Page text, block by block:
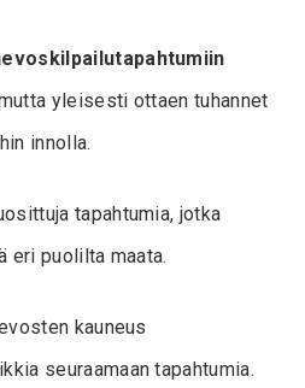
yleisesti ottaen tuhannet
innolla.
tapahtumia, jotka
eri puolilta maata.
kauneus
seuraamaan tapahtumia.